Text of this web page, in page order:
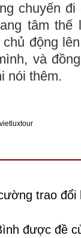
chuyến
tâm
động
và
nói thêm.
vietluxtour
trao đổi
được đề